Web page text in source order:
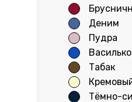
Деним
Пудра
Табак
Тёмно-